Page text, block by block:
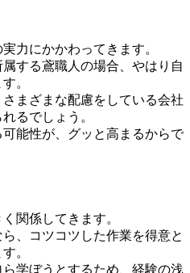
力にかかわってきます。
する鳶職人の場合、やはり自
。
まざまな配慮をしている会社
るでしょう。
能性が、グッと高まるからで
関係してきます。
、コツコツした作業を得意と
。
学ぼうとするため、経験の浅